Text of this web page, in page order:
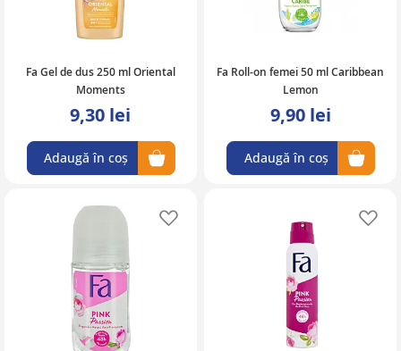
Fa Gel de dus 250 ml Oriental
Moments
9,30 lei
Adaugă în coș
Fa Roll-on femei 50 ml Caribbean
Lemon
9,90 lei
Adaugă în coș